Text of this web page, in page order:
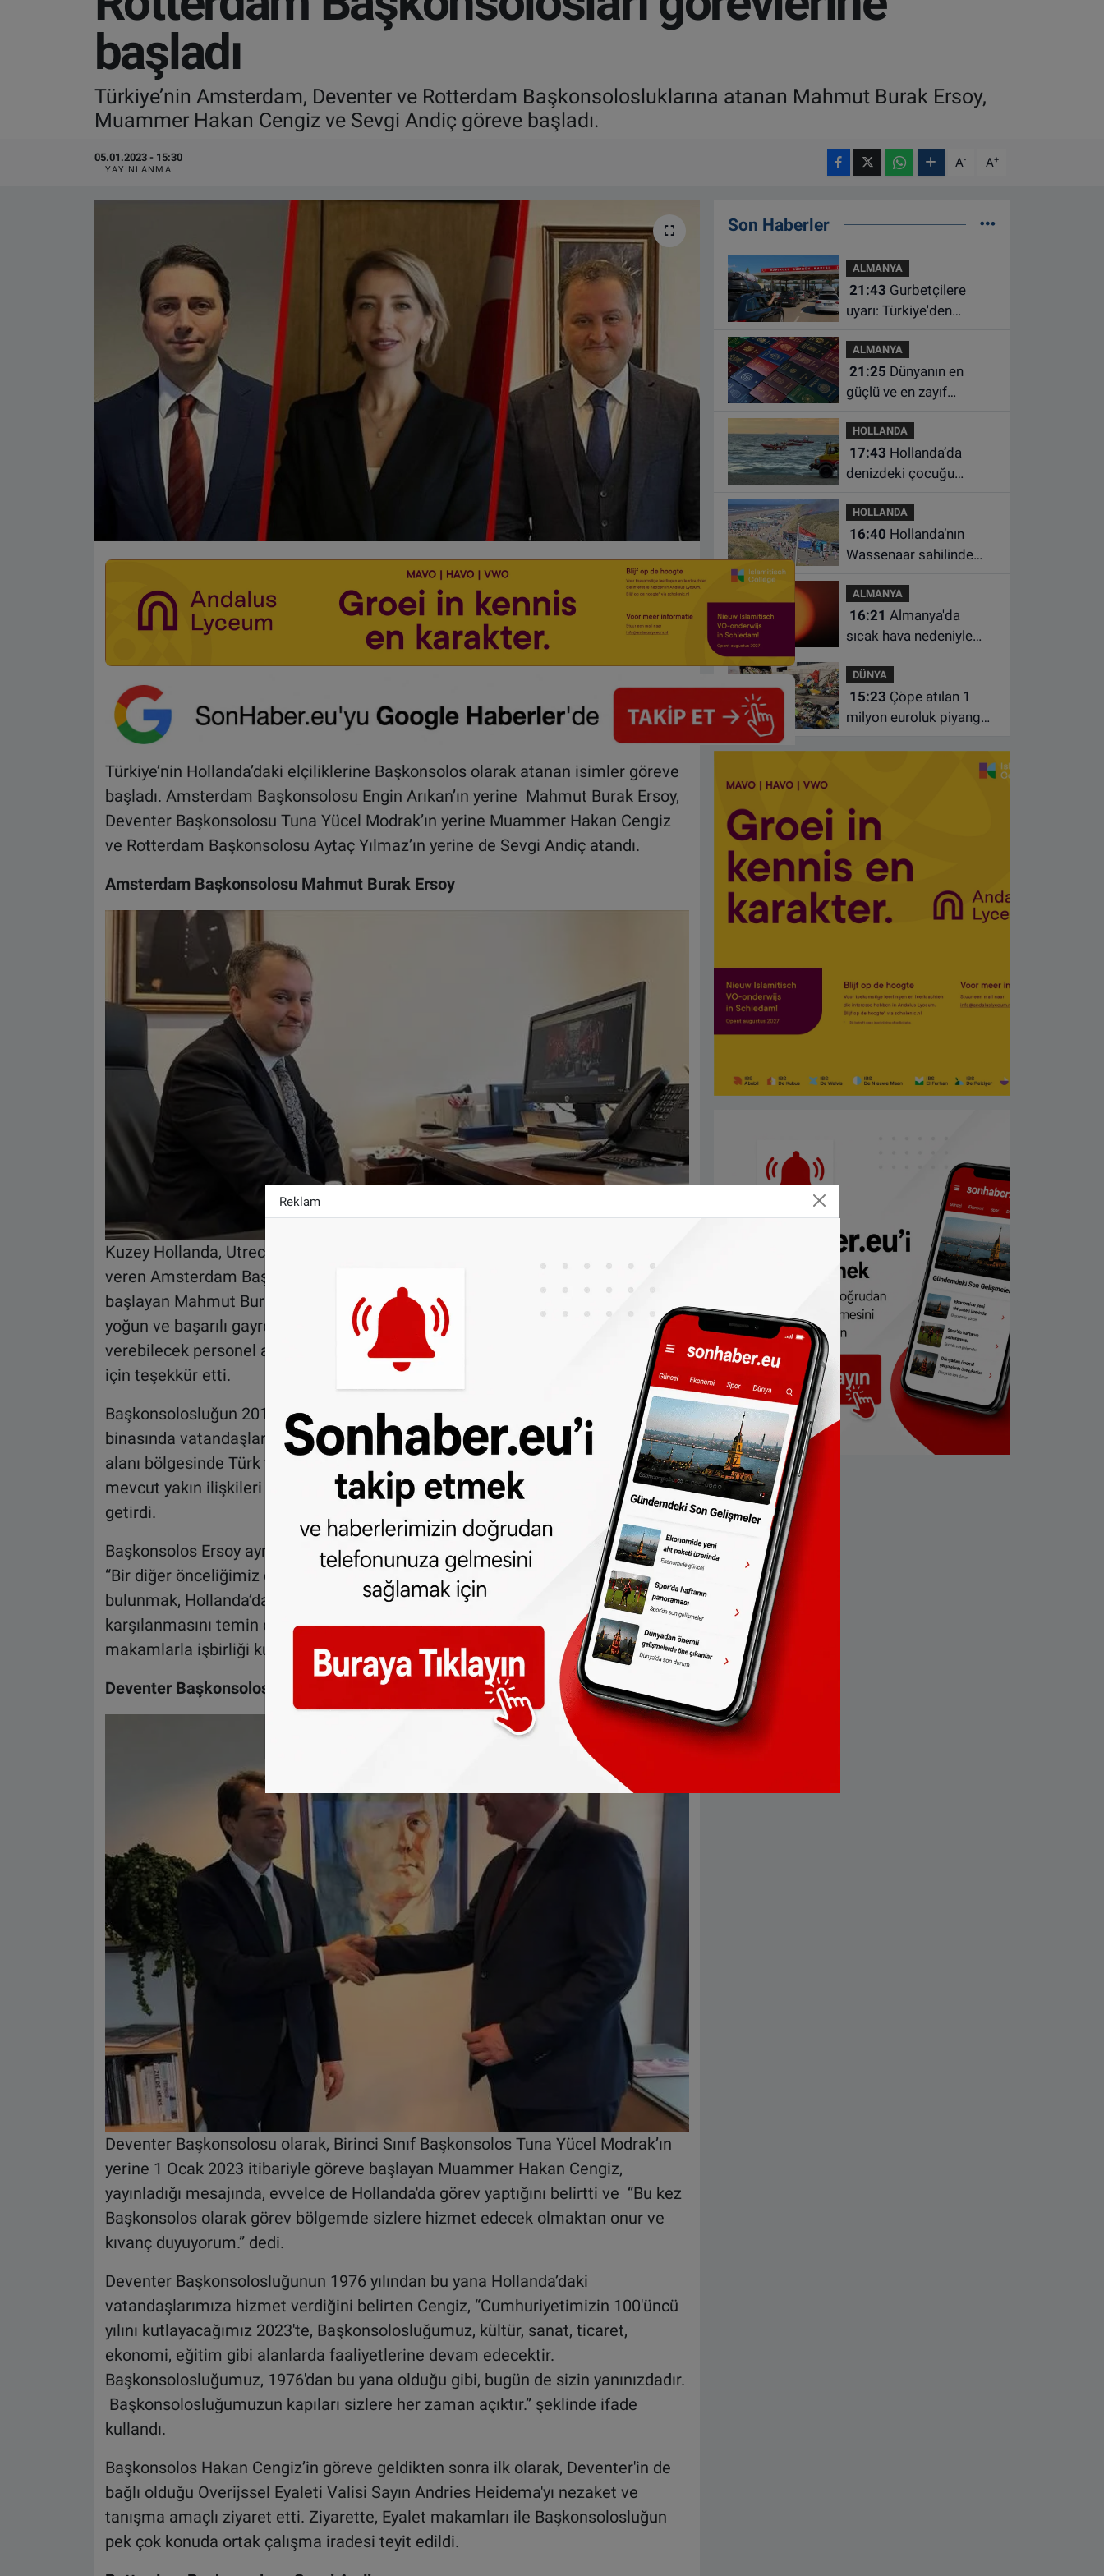
başladı
Türkiye’nin Amsterdam, Deventer ve Rotterdam Başkonsolosluklarına atanan Mahmut Burak Ersoy,
Muammer Hakan Cengiz ve Sevgi Andiç göreve başladı.
05.01.2023 - 15:30
YAYINLANMA A- A+
Türkiye’nin Hollanda’daki elçiliklerine Başkonsolos olarak atanan isimler göreve
başladı. Amsterdam Başkonsolosu Engin Arıkan’ın yerine Mahmut Burak Ersoy,
Deventer Başkonsolosu Tuna Yücel Modrak’ın yerine Muammer Hakan Cengiz
ve Rotterdam Başkonsolosu Aytaç Yılmaz’ın yerine de Sevgi Andiç atandı.
Amsterdam Başkonsolosu Mahmut Burak Ersoy
Kuzey Hollanda, Utrecht ve Flevoland eyaletlerindeki vatandaşlarımıza hizmet
veren Amsterdam Başkonsolosluğunda 15 Aralık 2022 tarihinde göreve
başlayan Mahmut Burak Ersoy’da selefi Birinci Sınıf Başkonsolos Engin Arıkan’ın
yoğun ve başarılı gayretleri neticesinde vatandaşlarımıza etkin ve süratli hizmet
verebilecek personel altyapısını oluşturma konusunda önemli aşama kaydettiği
için teşekkür etti.
Başkonsolosluğun 2018 yılından bu yana Amsterdam şehir merkezindeki
binasında vatandaşlara hizmet verdiğini belirten Ersoy, konsolosluğun hizmet
alanı bölgesinde Türk toplumu, onları temsil eden sivil toplum kuruluşlarıyla
mevcut yakın ilişkileri sürdürmek için gerekli tüm gayreti göstereceğini dile
getirdi.
Başkonsolos Ersoy ayrıca Türkiye ile Hollanda arasındaki ilişkiler bakımından
“Bir diğer önceliğimiz de Türkiye ile Hollanda arasındaki ilişkilere katkıda
bulunmak, Hollanda’da yaşayan vatandaşlarımızın talep ve beklentilerinin
karşılanmasını temin etmek üzere görev bölgemizdeki yerel yönetimler ve
makamlarla işbirliği kurmak ve geliştirmek olacaktır.” şeklinde açıklama yaptı.
Deventer Başkonsolosu Muammer Hakan Cengiz
Deventer Başkonsolosu olarak, Birinci Sınıf Başkonsolos Tuna Yücel Modrak’ın
yerine 1 Ocak 2023 itibariyle göreve başlayan Muammer Hakan Cengiz,
yayınladığı mesajında, evvelce de Hollanda'da görev yaptığını belirtti ve “Bu kez
Başkonsolos olarak görev bölgemde sizlere hizmet edecek olmaktan onur ve
kıvanç duyuyorum.” dedi.
Deventer Başkonsolosluğunun 1976 yılından bu yana Hollanda’daki
vatandaşlarımıza hizmet verdiğini belirten Cengiz, “Cumhuriyetimizin 100'üncü
yılını kutlayacağımız 2023'te, Başkonsolosluğumuz, kültür, sanat, ticaret,
ekonomi, eğitim gibi alanlarda faaliyetlerine devam edecektir.
Başkonsolosluğumuz, 1976'dan bu yana olduğu gibi, bugün de sizin yanınızdadır.
Başkonsolosluğumuzun kapıları sizlere her zaman açıktır.” şeklinde ifade
kullandı.
Başkonsolos Hakan Cengiz’in göreve geldikten sonra ilk olarak, Deventer'in de
bağlı olduğu Overijssel Eyaleti Valisi Sayın Andries Heidema'yı nezaket ve
tanışma amaçlı ziyaret etti. Ziyarette, Eyalet makamları ile Başkonsolosluğun
pek çok konuda ortak çalışma iradesi teyit edildi.
Son Haberler
ALMANYA
21:43
uyarı: Türkiye'den
geçiş ve trafik
borcunuzu kontrol edin
ALMANYA
21:25
güçlü ve en zayıf
HOLLANDA
17:43
denizdeki çocuğu
kadın hayatını yitirdi
HOLLANDA
16:40
Wassenaar sahilinde
bölgeden tahliye edildi
ALMANYA
16:21
sıcak hava nedeniyle
yaklaştı
DÜNYA
15:23
milyon euroluk piyango
VIDEO GALERİ
ALGEMENE VOORWAARDEN
CONTACT
Çerez Politikası
Reklam